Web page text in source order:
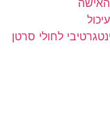
לחולי סרטן